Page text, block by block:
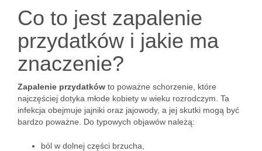
Co to jest zapalenie
przydatków i jakie ma
znaczenie?
Zapalenie przydatków to poważne schorzenie, które
najczęściej dotyka młode kobiety w wieku rozrodczym. Ta
infekcja obejmuje jajniki oraz jajowody, a jej skutki mogą być
bardzo poważne. Do typowych objawów należą:
ból w dolnej części brzucha,